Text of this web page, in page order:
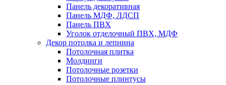
Панель декоративная
Панель МДФ, ЛДСП
Панель ПВХ
Уголок отделочный ПВХ, МДФ
Декор потолка и лепнина
Потолочная плитка
Молдинги
Потолочные розетки
Потолочные плинтусы